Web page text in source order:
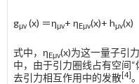
gμv (x) ＝ημv+ ηEμv(x)+ hμv(x)
式中，ηEμv(x)为这一量子引
中，由于引力圈线占有空间
去引力相互作用中的发散[4]